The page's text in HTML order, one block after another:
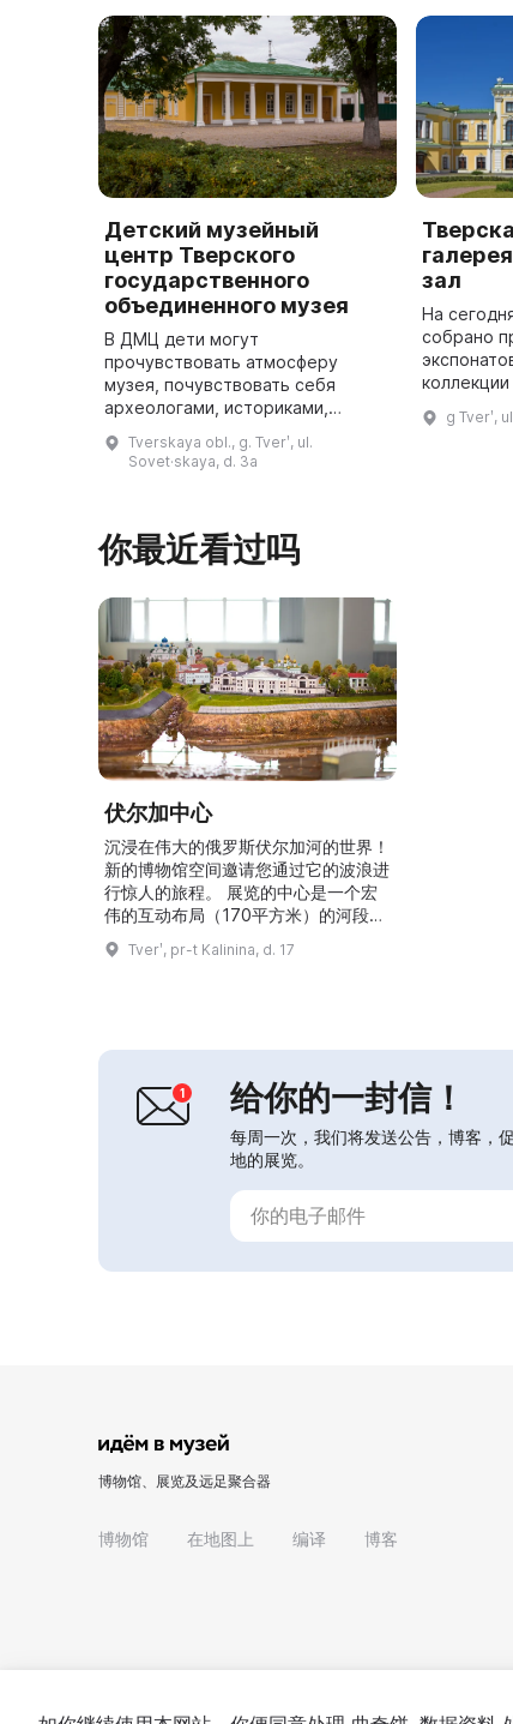
Детский музейный
центр Тверского
государственного
объединенного музея
В ДМЦ дети могут
прочувствовать атмосферу
музея, почувствовать себя
археологами, историками,
Здесь дети открывают для себя
мир истории, искусства и
Tverskaya obl., g. Tverʹ, ul.
Sovet·skaya, d. 3a
зал
На
собрано
живописи,
g Tverʹ,
你最近看过吗
伏尔加中心
沉浸在伟大的俄罗斯伏尔加河的世界！
新的博物馆空间邀请您通过它的波浪进
行惊人的旅程。 展览的中心是一个宏
伟的互动布局（170平方米）的河段从
特维尔到雷宾斯克。 想象一下：真正
的水（6000升！）沿着微型伏尔加河
布局以1:150的比例创建。 在上面你会
Tverʹ, pr-t Kalinina, d. 17
给你的一封信！
每周一次，我们将发送公告，博客，
地的展览。
博物馆、展览及远足聚合器
博物馆 在地图上 编译 博客